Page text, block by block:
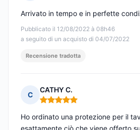
Pubblicato il 12/08/2022 à 08h46
a seguito di un acquisto di 04/07/2022
Arrivato in tempo e in perfette
Recensione tradotta
C
CATHY C.
Nota: 5 su 5
Ho ordinato una protezione per il